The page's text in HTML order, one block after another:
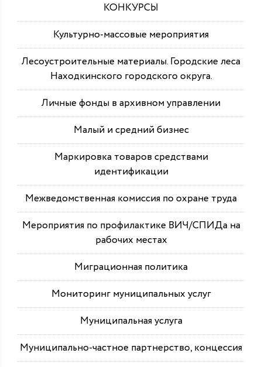
КОНКУРСЫ
Культурно-массовые мероприятия
Лесоустроительные материалы. Городские леса
Находкинского городского округа.
Личные фонды в архивном управлении
Малый и средний бизнес
Маркировка товаров средствами
идентификации
Межведомственная комиссия по охране труда
Мероприятия по профилактике ВИЧ/СПИДа на
рабочих местах
Миграционная политика
Мониторинг муниципальных услуг
Муниципальная услуга
Муниципально-частное партнерство, концессия